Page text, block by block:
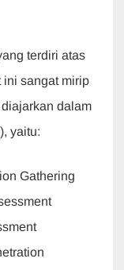
terdiri atas
ini sangat mirip
dalam
yaitu:
Gathering